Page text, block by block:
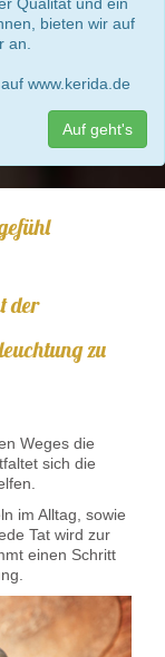
bieten wir auf
an.
www.kerida.de
Auf geht's
der
zu
Weges die
sich die
im Alltag, sowie
Tat wird zur
einen Schritt